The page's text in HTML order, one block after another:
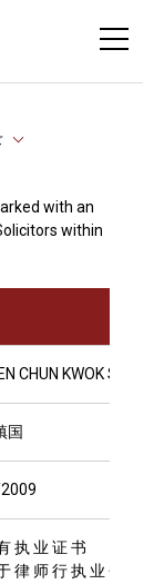
with an
within
CHUN KWOK
国
执 业 证 书
律 师 行 执 业 会 员